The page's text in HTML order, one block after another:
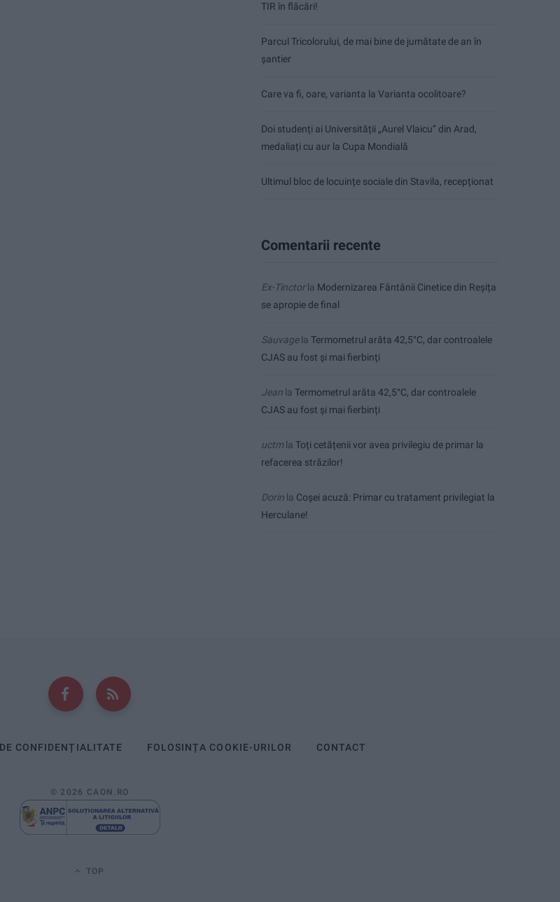
TIR în flăcări!
Parcul Tricolorului, de mai bine de jumătate de an în
șantier
Care va fi, oare, varianta la Varianta ocolitoare?
Doi studenți ai Universității „Aurel Vlaicu” din Arad,
medaliați cu aur la Cupa Mondială
Ultimul bloc de locuințe sociale din Stavila, recepționat
Comentarii recente
Ex-Tinctorla Modernizarea Fântânii Cinetice din Reșița
se apropie de final
Sauvagela Termometrul arăta 42,5°C, dar controalele
CJAS au fost și mai fierbinți
Jean la Termometrul arăta 42,5°C, dar controalele
CJAS au fost și mai fierbinți
uctmla Toți cetățenii vor avea privilegiu de primar la
refacerea străzilor!
Dorin la Coșei acuză: Primar cu tratament privilegiat la
Herculane!
CONFIDENȚIALITATE FOLOSINȚA COOKIE-URILOR CONTACT
© 2026 CAON.RO
TOP